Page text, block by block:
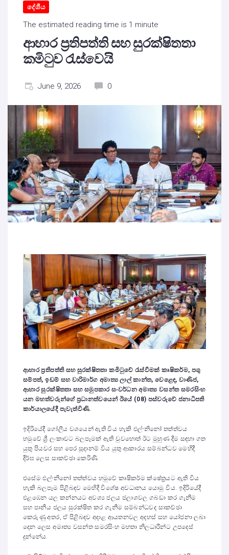
දේශීය
The estimated reading time is 1 minute
ආහාර ප්‍රතිපත්ති සහ සුරක්ෂිතතා
කමිටුව රැස්වෙයි
June 9, 2026 0
ආහාර ප්‍රතිපත්ති සහ සුරක්ෂිතතා කමිටුවේ රැස්වීමක් කෘෂිකර්ම, පශු
සම්පත්, ඉඩම් සහ වාරිමාර්ග අමාත්‍ය ලාල් කාන්ත, වෙළෙඳ, වාණිජ,
ආහාර සුරක්ෂිතතා සහ සමුපකාර සංවර්ධන අමාත්‍ය වසන්ත සමරසිංහ
යන මහත්වරුන්ගේ ප්‍රධානත්වයෙන් ඊයේ (08) පස්වරුවේ ජනාධිපති
කාර්යාලයේදී පැවැත්විණි.
ඉදිරියේදී ගෝලීය වශයෙන් ඇති විය හැකි එල්-නිනෝ තත්ත්වය
හමුවේ ශ්‍රී ලංකාවට බලපෑමක් ඇති වුවහොත් ඊට මුහුණ දීම සඳහා ගත
යුතු පියවර සහ පෙර සූදානම් විය යුතු ආකාරය සම්බන්ධව මෙහිදී
දීර්ඝ ලෙස සාකච්ඡා කෙරිණි.
එසේම එල්-නිනෝ තත්ත්වය හමුවේ කෘෂිකර්ම ක්ෂේත්‍රයට ඇති විය
හැකි බලපෑම පිළිබඳව මෙහිදී විශේෂ අවධානය යොමු විය. ඉදිරියේදී
එළඹෙන යල කන්නයට අවශ්‍ය ජලය ජලාශවල ගබඩා කර ගැනීම
සහ පානීය ජලය සුරක්ෂිත කර ගැනීම සම්බන්ධවද සාකච්ඡා
කෙරුණු අතර, ඒ පිළිබඳව අදාළ ආයතනවල අදහස් සහ යෝජනා ලබා
දෙන ලෙස අමාත්‍ය වසන්ත සමරසිංහ මහතා නිලධාරීන්ට උපදෙස්
දුන්නේය.